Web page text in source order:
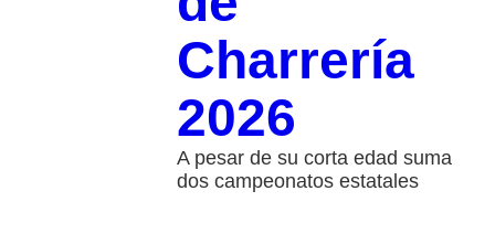
Charrería
2026
A pesar de su corta edad suma
dos campeonatos estatales